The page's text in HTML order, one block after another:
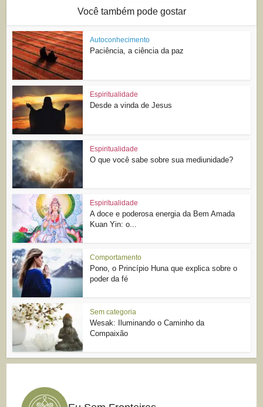
Você também pode gostar
Autoconhecimento
Paciência, a ciência da paz
Espiritualidade
Desde a vinda de Jesus
Espiritualidade
O que você sabe sobre sua mediunidade?
Espiritualidade
A doce e poderosa energia da Bem Amada
Kuan Yin: o...
Comportamento
Pono, o Princípio Huna que explica sobre o
poder da fé
Sem categoria
Wesak: Iluminando o Caminho da
Compaixão